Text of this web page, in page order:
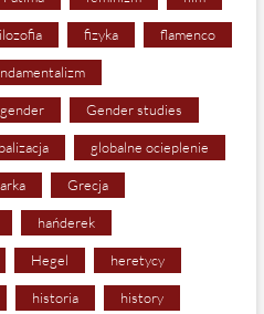
fizyka flamenco
gender Gender studies
globalne ocieplenie
Grecja
hańderek
Hegel heretycy
historia history